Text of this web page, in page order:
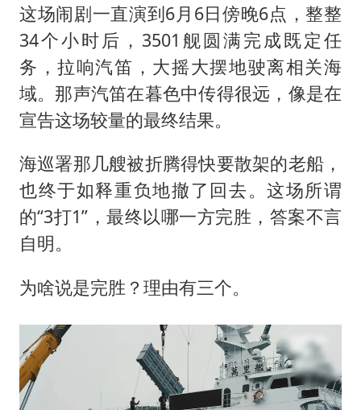
这场闹剧一直演到6月6日傍晚6点，整整
34个小时后，3501舰圆满完成既定任
务，拉响汽笛，大摇大摆地驶离相关海
域。那声汽笛在暮色中传得很远，像是在
宣告这场较量的最终结果。
海巡署那几艘被折腾得快要散架的老船，
也终于如释重负地撤了回去。这场所谓
的“3打1”，最终以哪一方完胜，答案不言
自明。
为啥说是完胜？理由有三个。